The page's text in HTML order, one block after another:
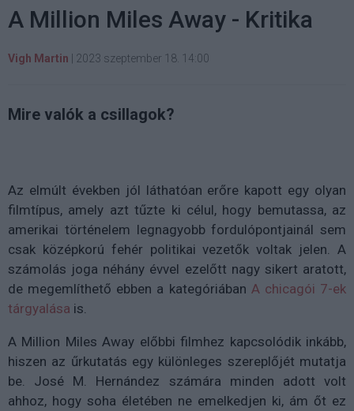
A Million Miles Away - Kritika
Vigh Martin | 2023 szeptember 18. 14:00
Mire valók a csillagok?
Az elmúlt években jól láthatóan erőre kapott egy olyan
filmtípus, amely azt tűzte ki célul, hogy bemutassa, az
amerikai történelem legnagyobb fordulópontjainál sem
csak középkorú fehér politikai vezetők voltak jelen. A
számolás joga néhány évvel ezelőtt nagy sikert aratott,
de megemlíthető ebben a kategóriában A chicagói 7-ek
tárgyalása is.
A Million Miles Away előbbi filmhez kapcsolódik inkább,
hiszen az űrkutatás egy különleges szereplőjét mutatja
be. José M. Hernández számára minden adott volt
ahhoz, hogy soha életében ne emelkedjen ki, ám őt ez